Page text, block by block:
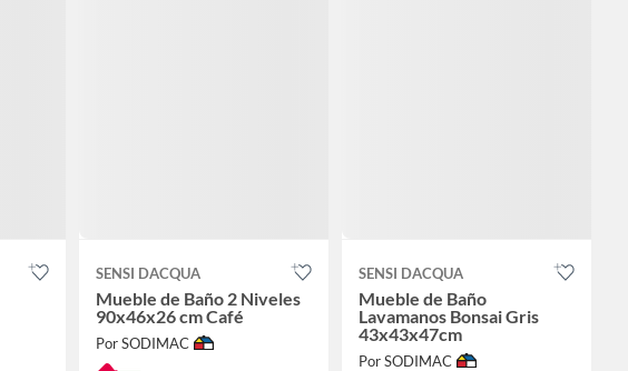
SENSI DACQUA
Mueble de Baño 2 Niveles
90x46x26 cm Café
Por SODIMAC
SENSI DACQUA
Mueble de Baño
Lavamanos Bonsai Gris
43x43x47cm
Por SODIMAC